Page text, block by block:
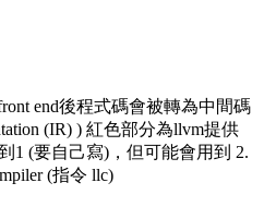
end後程式碼會被轉為中間碼
(IR) ) 紅色部分為llvm提供
1 (要自己寫)，但可能會用到 2.
(指令 llc)